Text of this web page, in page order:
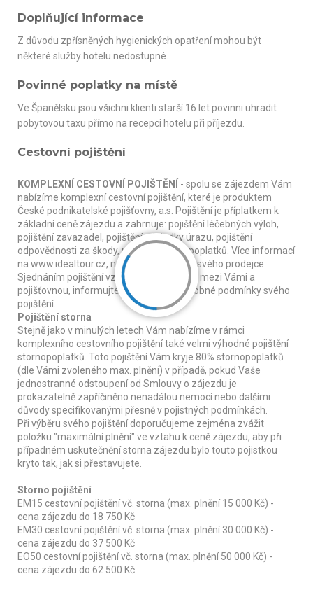
Doplňující informace
Z důvodu zpřísněných hygienických opatření mohou být
některé služby hotelu nedostupné.
Povinné poplatky na místě
Ve Španělsku jsou všichni klienti starší 16 let povinni uhradit
pobytovou taxu přímo na recepci hotelu při příjezdu.
Cestovní pojištění
KOMPLEXNÍ CESTOVNÍ POJIŠTĚNÍ
- spolu se zájezdem Vám
nabízíme komplexní cestovní pojištění, které je produktem
České podnikatelské pojišťovny, a.s. Pojištění je příplatkem k
základní ceně zájezdu a zahrnuje: pojištění léčebných výloh,
pojištění zavazadel, pojištění následky úrazu, pojištění
odpovědnosti za škody, pojištění stornopoplatků. Více informací
na www.idealtour.cz, nebo na vyžádání u svého prodejce.
Sjednáním pojištění vzniká smluvní vztah mezi Vámi a
pojišťovnou, informujte se proto na podrobné podmínky svého
pojištění.
Pojištění storna
Stejně jako v minulých letech Vám nabízíme v rámci
komplexního cestovního pojištění také velmi výhodné pojištění
stornopoplatků. Toto pojištění Vám kryje 80% stornopoplatků
(dle Vámi zvoleného max. plnění) v případě, pokud Vaše
jednostranné odstoupení od Smlouvy o zájezdu je
prokazatelně zapříčiněno nenadálou nemocí nebo dalšími
důvody specifikovanými přesně v pojistných podmínkách.
Při výběru svého pojištění doporučujeme zejména zvážit
položku "maximální plnění" ve vztahu k ceně zájezdu, aby při
případném uskutečnění storna zájezdu bylo touto pojistkou
kryto tak, jak si přestavujete.
Storno pojištění
EM15 cestovní pojištění vč. storna (max. plnění 15 000 Kč) -
cena zájezdu do 18 750 Kč
EM30 cestovní pojištění vč. storna (max. plnění 30 000 Kč) -
cena zájezdu do 37 500 Kč
EO50 cestovní pojištění vč. storna (max. plnění 50 000 Kč) -
cena zájezdu do 62 500 Kč